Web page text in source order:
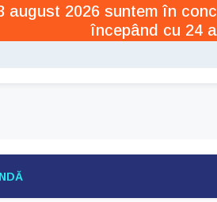
august 2026 suntem în
începând cu 24